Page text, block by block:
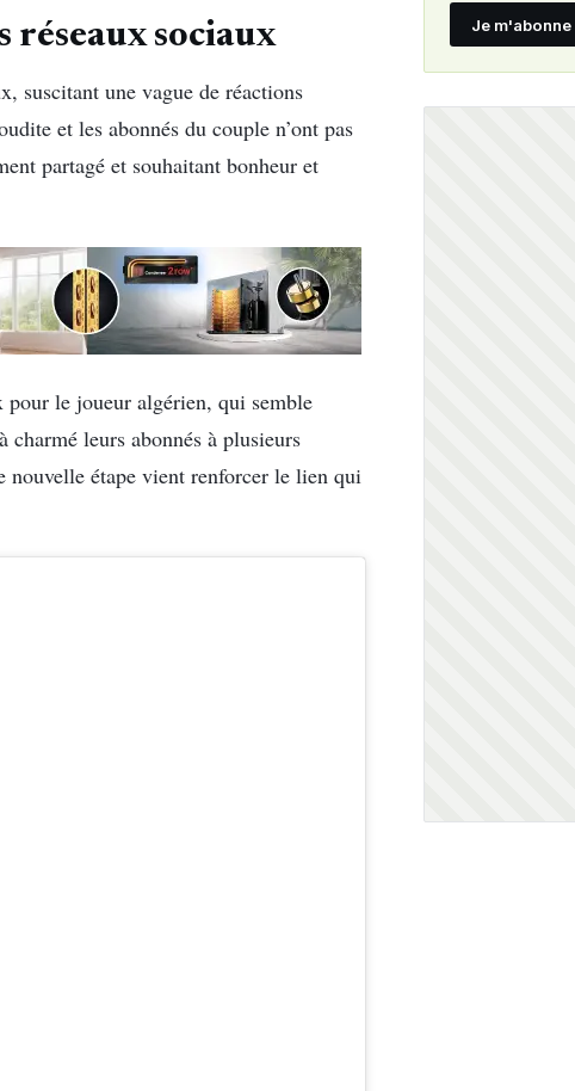
sociaux
suscitant une vague de réactions
et les abonnés du couple n’ont pas
partagé et souhaitant bonheur et
le joueur algérien, qui semble
leurs abonnés à plusieurs
nouvelle étape vient renforcer le lien qui
Je m'abonne